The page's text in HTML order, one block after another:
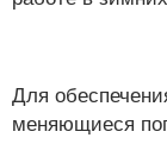
Для
меняющиеся